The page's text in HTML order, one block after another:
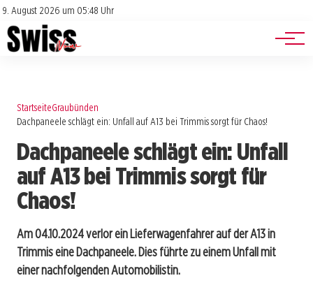
9. August 2026 um 05:48 Uhr
Impressum
Datenschutz
Jobs
Events
StartseiteGraubünden
Dachpaneele schlägt ein: Unfall auf A13 bei Trimmis sorgt für Chaos!
Dachpaneele schlägt ein: Unfall
auf A13 bei Trimmis sorgt für
Chaos!
Am 04.10.2024 verlor ein Lieferwagenfahrer auf der A13 in
Trimmis eine Dachpaneele. Dies führte zu einem Unfall mit
einer nachfolgenden Automobilistin.